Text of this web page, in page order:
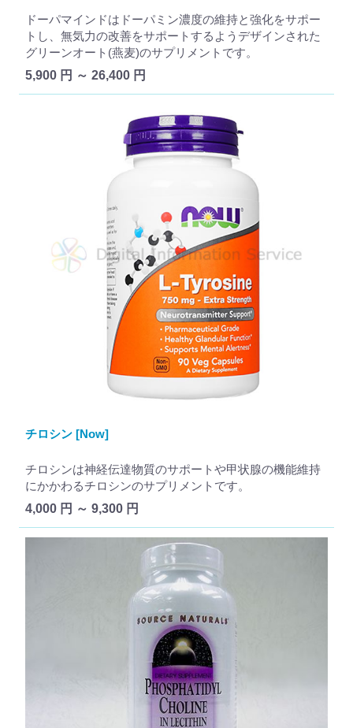
ドーパマインドはドーパミン濃度の維持と強化をサポー
トし、無気力の改善をサポートするようデザインされた
グリーンオート(燕麦)のサプリメントです。
5,900 円 ～ 26,400 円
チロシン [Now]
チロシンは神経伝達物質のサポートや甲状腺の機能維持
にかかわるチロシンのサプリメントです。
4,000 円 ～ 9,300 円